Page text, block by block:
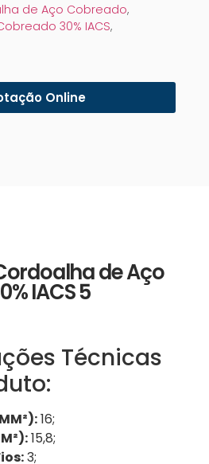
de Aço Cobreado,
30% IACS,
Online
de Aço
IACS 5
Técnicas
16;
15,8;
3;